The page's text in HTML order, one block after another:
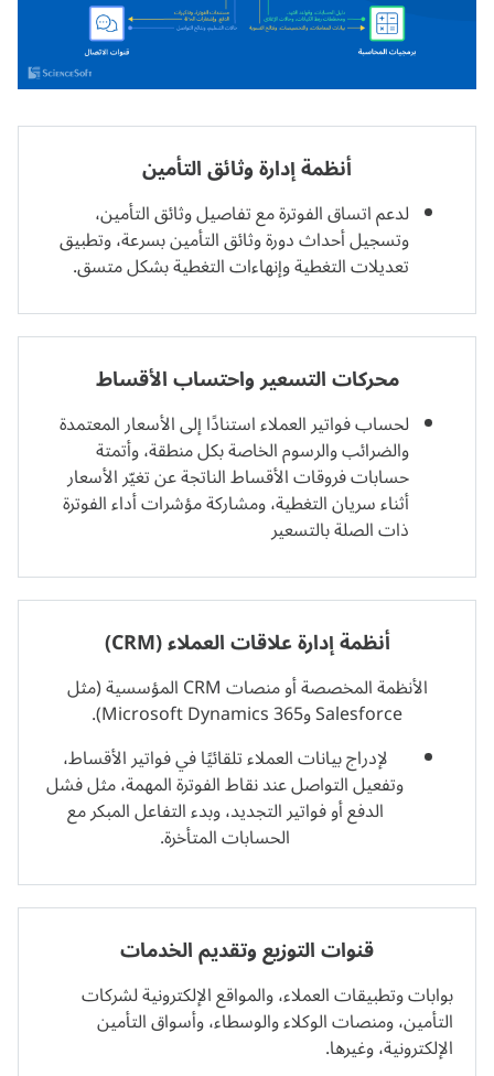
أنظمة إدارة وثائق التأمين
لدعم اتساق الفوترة مع تفاصيل وثائق التأمين،
وتسجيل أحداث دورة وثائق التأمين بسرعة، وتطبيق
تعديلات التغطية وإنهاءات التغطية بشكل متسق.
محركات التسعير واحتساب الأقساط
لحساب فواتير العملاء استنادًا إلى الأسعار المعتمدة
والضرائب والرسوم الخاصة بكل منطقة، وأتمتة
حسابات فروقات الأقساط الناتجة عن تغيّر الأسعار
أثناء سريان التغطية، ومشاركة مؤشرات أداء الفوترة
ذات الصلة بالتسعير
أنظمة إدارة علاقات العملاء (CRM)
الأنظمة المخصصة أو منصات CRM المؤسسية (مثل
Salesforce وMicrosoft Dynamics 365).
لإدراج بيانات العملاء تلقائيًا في فواتير الأقساط،
وتفعيل التواصل عند نقاط الفوترة المهمة، مثل فشل
الدفع أو فواتير التجديد، وبدء التفاعل المبكر مع
الحسابات المتأخرة.
قنوات التوزيع وتقديم الخدمات
بواباتوتطبيقاتالعملاء، والمواقع الإلكترونية لشركات
التأمين، ومنصات الوكلاء والوسطاء، وأسواق التأمين
الإلكترونية، وغيرها.